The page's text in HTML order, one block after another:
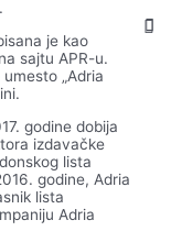
je kao
sajtu APR-u.
„Adria
godine dobija
izdavačke
lista
godine, Adria
lista
Adria